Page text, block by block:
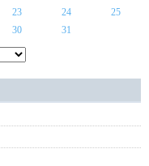
23 24
25
30 31